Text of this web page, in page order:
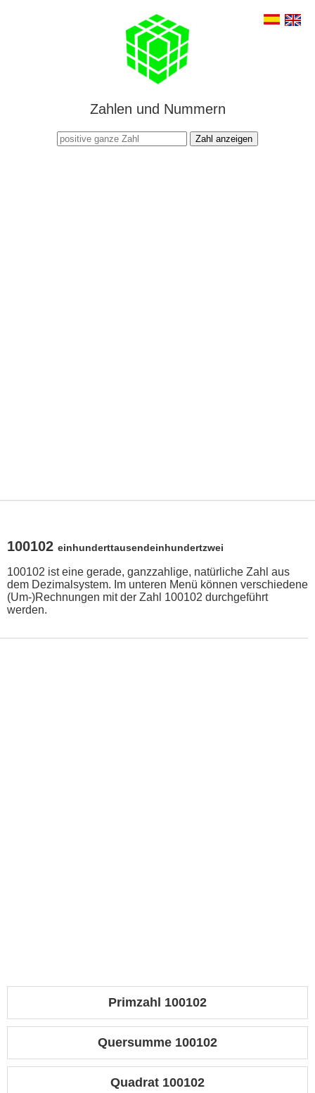
Zahlen und Nummern
Zahl anzeigen
100102 einhunderttausendeinhundertzwei
100102 ist eine gerade, ganzzahlige, natürliche Zahl aus
dem Dezimalsystem. Im unteren Menü können verschiedene
(Um-)Rechnungen mit der Zahl 100102 durchgeführt
werden.
Primzahl 100102
Quersumme 100102
Quadrat 100102